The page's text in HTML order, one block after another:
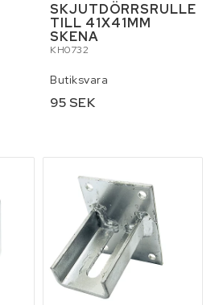
SKJUTDÖRRSRULLE
TILL 41X41MM
SKENA
KH0732
Butiksvara
95 SEK